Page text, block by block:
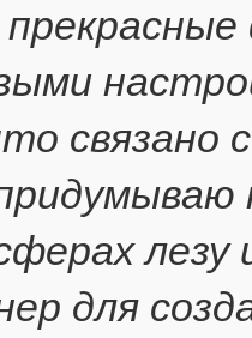
связано
лезу
для